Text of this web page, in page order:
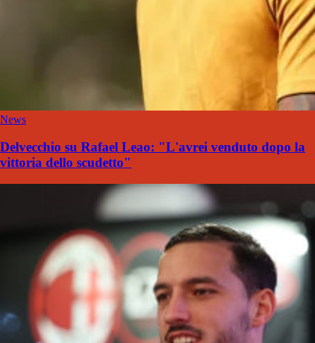
News
Delvecchio su Rafael Leao: "L'avrei venduto dopo la
vittoria dello scudetto"